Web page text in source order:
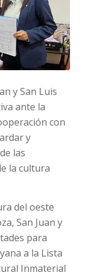
y San Luis
ante la
con
y
las
la cultura
del oeste
San Juan y
para
a la Lista
Inmaterial